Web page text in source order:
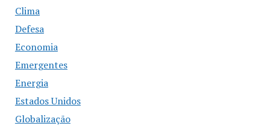
Clima
Defesa
Economia
Emergentes
Energia
Estados Unidos
Globalização